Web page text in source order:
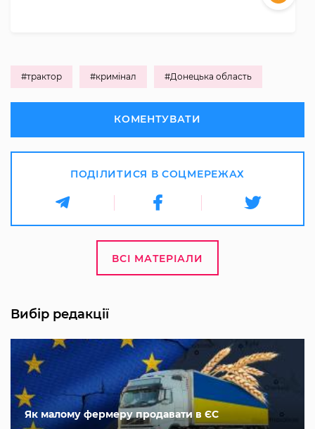
#трактор #кримінал #Донецька область
КОМЕНТУВАТИ
ПОДІЛИТИСЯ В СОЦМЕРЕЖАХ
ВСІ МАТЕРІАЛИ
Вибір редакції
Як малому фермеру продавати в ЄС